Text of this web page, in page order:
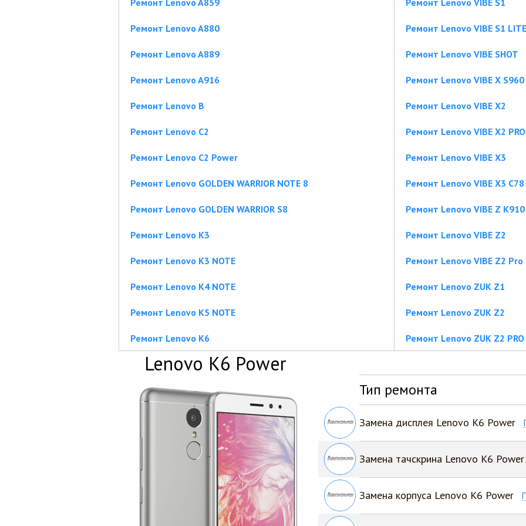
Ремонт Lenovo A859
Ремонт Lenovo A880
Ремонт Lenovo A889
Ремонт Lenovo A916
Ремонт Lenovo B
Ремонт Lenovo C2
Ремонт Lenovo C2 Power
Ремонт Lenovo GOLDEN WARRIOR NOTE 8
Ремонт Lenovo GOLDEN WARRIOR S8
Ремонт Lenovo K3
Ремонт Lenovo K3 NOTE
Ремонт Lenovo K4 NOTE
Ремонт Lenovo K5 NOTE
Ремонт Lenovo K6
Ремонт Lenovo VIBE S1
Ремонт Lenovo VIBE S1 LITE
Ремонт Lenovo VIBE SHOT
Ремонт Lenovo VIBE X S960
Ремонт Lenovo VIBE X2
Ремонт Lenovo VIBE X2 PRO
Ремонт Lenovo VIBE X3
Ремонт Lenovo VIBE X3 C78
Ремонт Lenovo VIBE Z K910
Ремонт Lenovo VIBE Z2
Ремонт Lenovo VIBE Z2 Pro
Ремонт Lenovo ZUK Z1
Ремонт Lenovo ZUK Z2
Ремонт Lenovo ZUK Z2 PRO
Lenovo K6 Power
Тип ремонта
Замена дисплея Lenovo K6 Power
Замена тачскрина Lenovo K6 Power
Замена корпуса Lenovo K6 Power